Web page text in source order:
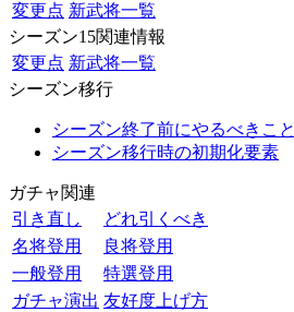
変更点 新武将一覧
シーズン15関連情報
変更点 新武将一覧
シーズン移行
シーズン終了前にやるべきこと
シーズン移行時の初期化要素
ガチャ関連
引き直し
どれ引くべき
名将登用
良将登用
一般登用
特選登用
ガチャ演出 友好度上げ方